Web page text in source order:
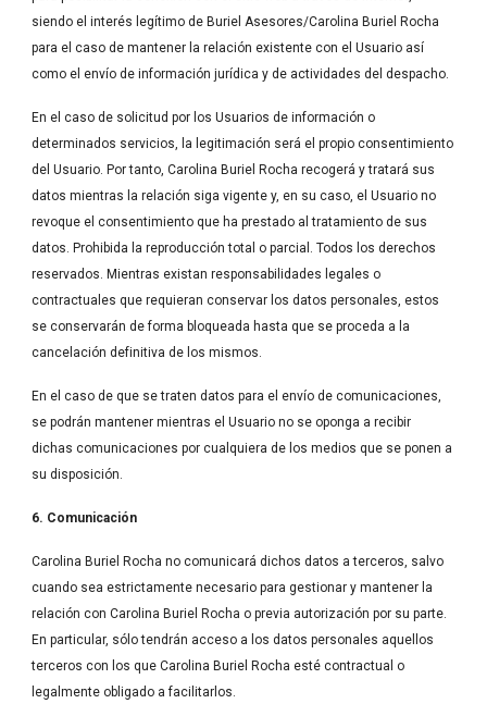
siendo el interés legítimo de Buriel Asesores/Carolina Buriel Rocha
para el caso de mantener la relación existente con el Usuario así
como el envío de información jurídica y de actividades del despacho.
En el caso de solicitud por los Usuarios de información o
determinados servicios, la legitimación será el propio consentimiento
del Usuario. Por tanto, Carolina Buriel Rocha recogerá y tratará sus
datos mientras la relación siga vigente y, en su caso, el Usuario no
revoque el consentimiento que ha prestado al tratamiento de sus
datos. Prohibida la reproducción total o parcial. Todos los derechos
reservados. Mientras existan responsabilidades legales o
contractuales que requieran conservar los datos personales, estos
se conservarán de forma bloqueada hasta que se proceda a la
cancelación definitiva de los mismos.
En el caso de que se traten datos para el envío de comunicaciones,
se podrán mantener mientras el Usuario no se oponga a recibir
dichas comunicaciones por cualquiera de los medios que se ponen a
su disposición.
6. Comunicación
Carolina Buriel Rocha no comunicará dichos datos a terceros, salvo
cuando sea estrictamente necesario para gestionar y mantener la
relación con Carolina Buriel Rocha o previa autorización por su parte.
En particular, sólo tendrán acceso a los datos personales aquellos
terceros con los que Carolina Buriel Rocha esté contractual o
legalmente obligado a facilitarlos.